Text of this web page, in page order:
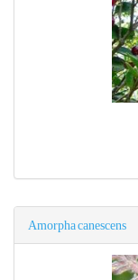
Amorpha canescens